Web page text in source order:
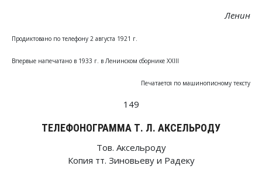
Ленин
Продиктовано по телефону 2 августа 1921 г.
Впервые напечатано в 1933 г. в Ленинском сборнике XXIII
Печатается по машинописному тексту
149
ТЕЛЕФОНОГРАММА Т. Л. АКСЕЛЬРОДУ
Тов. Аксельроду
Копия тт. Зиновьеву и Радеку